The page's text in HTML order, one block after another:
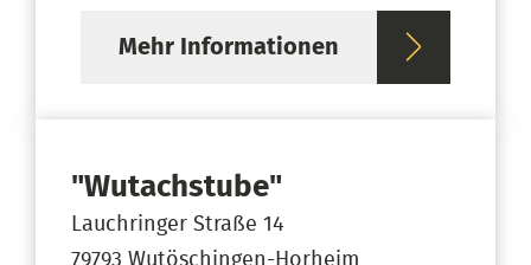
Mehr Informationen
"Wutachstube"
Lauchringer Straße 14
79793 Wutöschingen-Horheim